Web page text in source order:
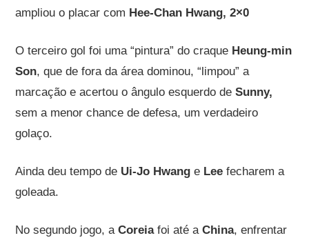
ampliou o placar com Hee-Chan Hwang, 2×0
O terceiro gol foi uma “pintura” do craque Heung-min
Son, que de fora da área dominou, “limpou” a
marcação e acertou o ângulo esquerdo deSunny,
sem a menor chance de defesa, um verdadeiro
golaço.
Ainda deu tempo de Ui-Jo Hwang e Lee fecharem a
goleada.
No segundo jogo, aCoreiafoi até aChina, enfrentar